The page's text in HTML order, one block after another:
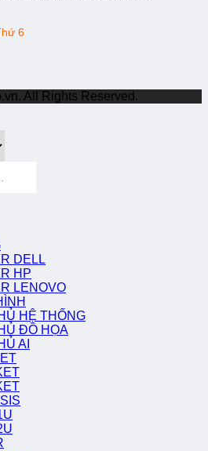
6
All Rights Reserved.
DELL
HP
LENOVO
HỆ THỐNG
ĐỒ HỌA
AI